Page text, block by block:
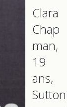
Clara
Chap
man,
19
ans,
Sutton